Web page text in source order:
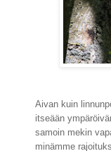
Aivan kuin
itseään
samoin mekin
minämme